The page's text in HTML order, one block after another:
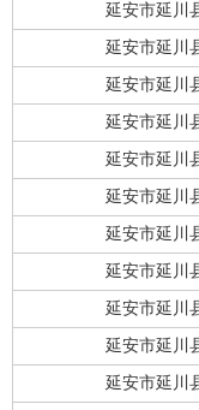
延安市延川
延安市延川
延安市延川
延安市延川
延安市延川
延安市延川
延安市延川
延安市延川
延安市延川
延安市延川
延安市延川